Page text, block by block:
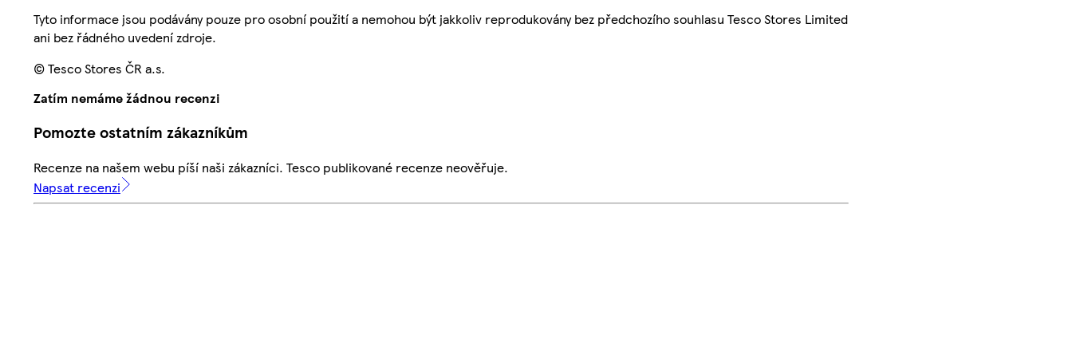
Tyto informace jsou podávány pouze pro osobní použití a nemohou být jakkoliv reprodukovány bez předchozího souhlasu Tesco Stores Limited
ani bez řádného uvedení zdroje.
© Tesco Stores ČR a.s.
Zatím nemáme žádnou recenzi
Pomozte ostatním zákazníkům
Recenze na našem webu píší naši zákazníci. Tesco publikované recenze neověřuje.
Napsat recenzi